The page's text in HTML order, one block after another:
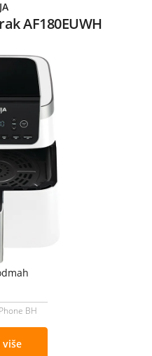
AF180EUWH
BH
više